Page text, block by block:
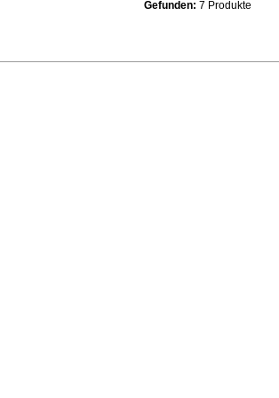
Gefunden: 7 Produkte